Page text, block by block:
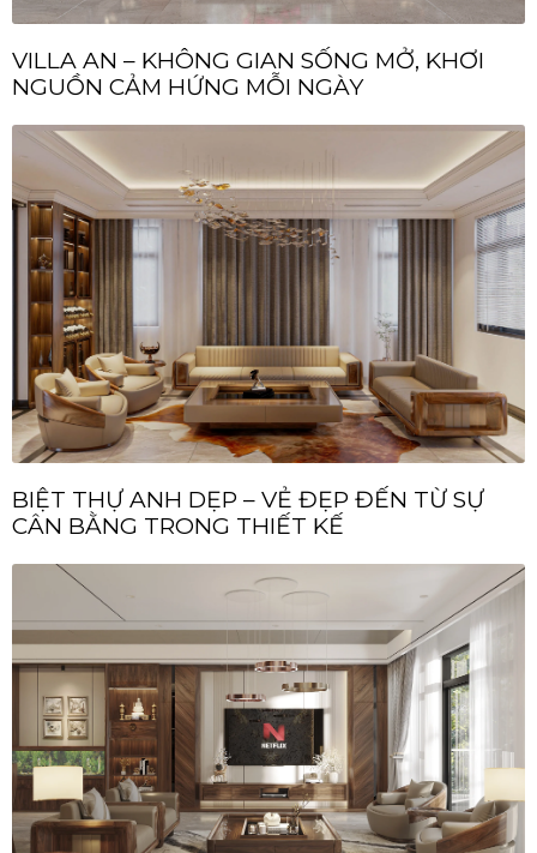
VILLA AN – KHÔNG GIAN SỐNG MỞ, KHƠI
NGUỒN CẢM HỨNG MỖI NGÀY
BIỆT THỰ ANH DẸP – VẺ ĐẸP ĐẾN TỪ SỰ
CÂN BẰNG TRONG THIẾT KẾ